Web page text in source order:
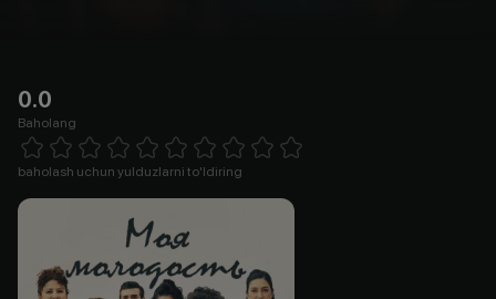
0.0
Baholang
1 Star 2 Stars 3 Stars 4 Stars5 Stars 6 Stars7 Stars8 Stars
baholash uchun yulduzlarni to'ldiring